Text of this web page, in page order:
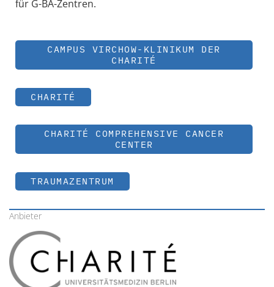
für G-BA-Zentren.
CAMPUS VIRCHOW-KLINIKUM DER
CHARITÉ
CHARITÉ
CHARITÉ COMPREHENSIVE CANCER
CENTER
TRAUMAZENTRUM
Anbieter